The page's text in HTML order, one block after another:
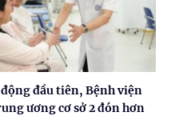
đầu tiên, Bệnh viện
ương cơ sở 2 đón hơn